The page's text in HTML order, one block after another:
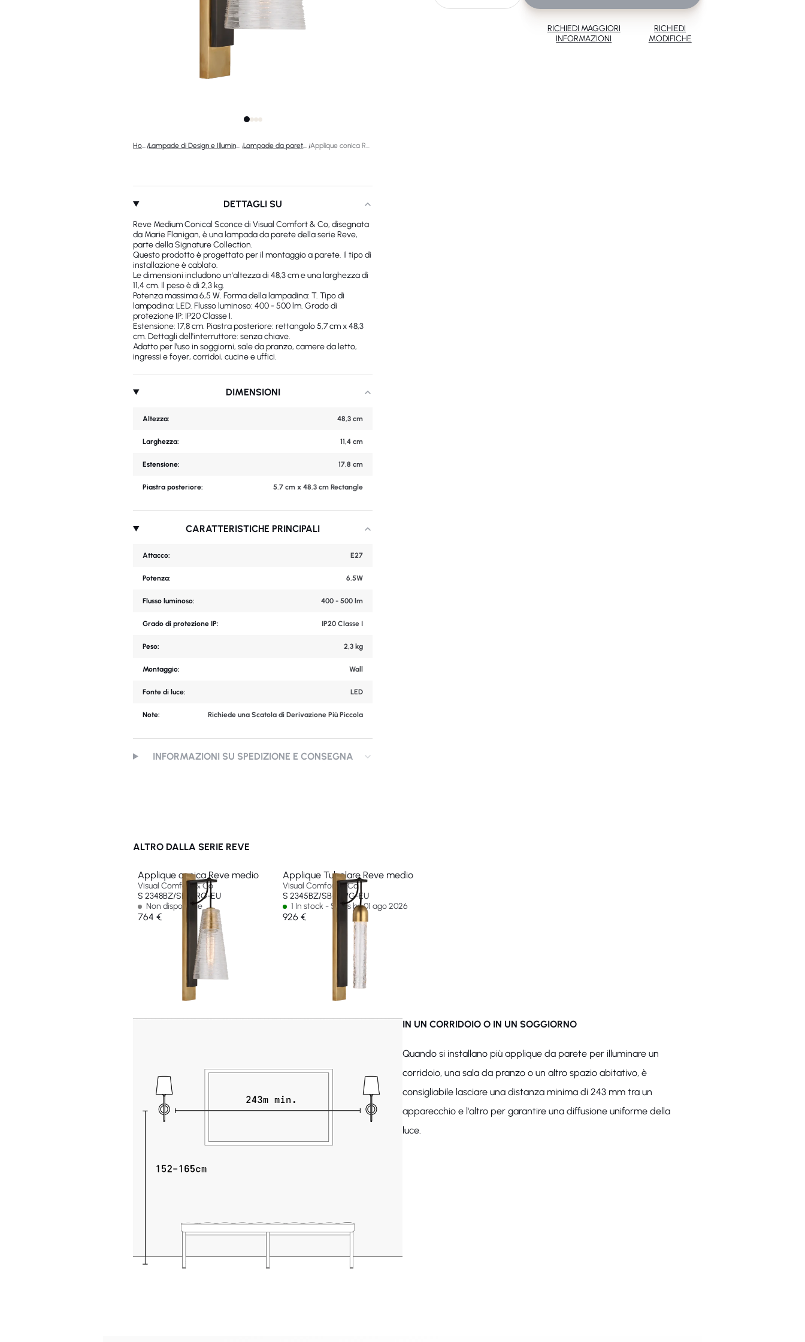
Home / Lampade di Design e Illuminazione di Lusso / Lampade da parete di design / Applique conica Reve medio
DETTAGLI SU
Reve Medium Conical Sconce di Visual Comfort & Co, disegnata
da Marie Flanigan, è una lampada da parete della serie Reve,
parte della Signature Collection.
Questo prodotto è progettato per il montaggio a parete. Il tipo di
installazione è cablato.
Le dimensioni includono un'altezza di 48,3 cm e una larghezza di
11,4 cm. Il peso è di 2,3 kg.
Potenza massima 6,5 ​​W. Forma della lampadina: T. Tipo di
lampadina: LED. Flusso luminoso: 400 - 500 lm. Grado di
protezione IP: IP20 Classe I.
Estensione: 17,8 cm. Piastra posteriore: rettangolo 5,7 cm x 48,3
cm. Dettagli dell'interruttore: senza chiave.
Adatto per l'uso in soggiorni, sale da pranzo, camere da letto,
ingressi e foyer, corridoi, cucine e uffici.
DIMENSIONI
Altezza: 48,3 cm
Larghezza: 11,4 cm
Estensione: 17.8 cm
Piastra posteriore: 5.7 cm x 48.3 cm Rectangle
CARATTERISTICHE PRINCIPALI
Attacco: E27
Potenza: 6.5W
Flusso luminoso: 400 - 500 lm
Grado di protezione IP: IP20 Classe I
Peso: 2,3 kg
Montaggio: Wall
Fonte di luce: LED
Note: Richiede una Scatola di Derivazione Più Piccola
INFORMAZIONI SU SPEDIZIONE E CONSEGNA
RICHIEDI MAGGIORI
INFORMAZIONI
RICHIEDI
MODIFICHE
ALTRO DALLA SERIE REVE
Applique conica Reve medio
Visual Comfort & Co
S 2348BZ/SB-CRG-EU
Non disponibile
764 €
Applique Tubolare Reve medio
Visual Comfort & Co
S 2345BZ/SB-CWG-EU
1 In stock - Ships by 01 ago 2026
926 €
IN UN CORRIDOIO O IN UN SOGGIORNO
Quando si installano più applique da parete per illuminare un
corridoio, una sala da pranzo o un altro spazio abitativo, è
consigliabile lasciare una distanza minima di 243 mm tra un
apparecchio e l'altro per garantire una diffusione uniforme della
luce.